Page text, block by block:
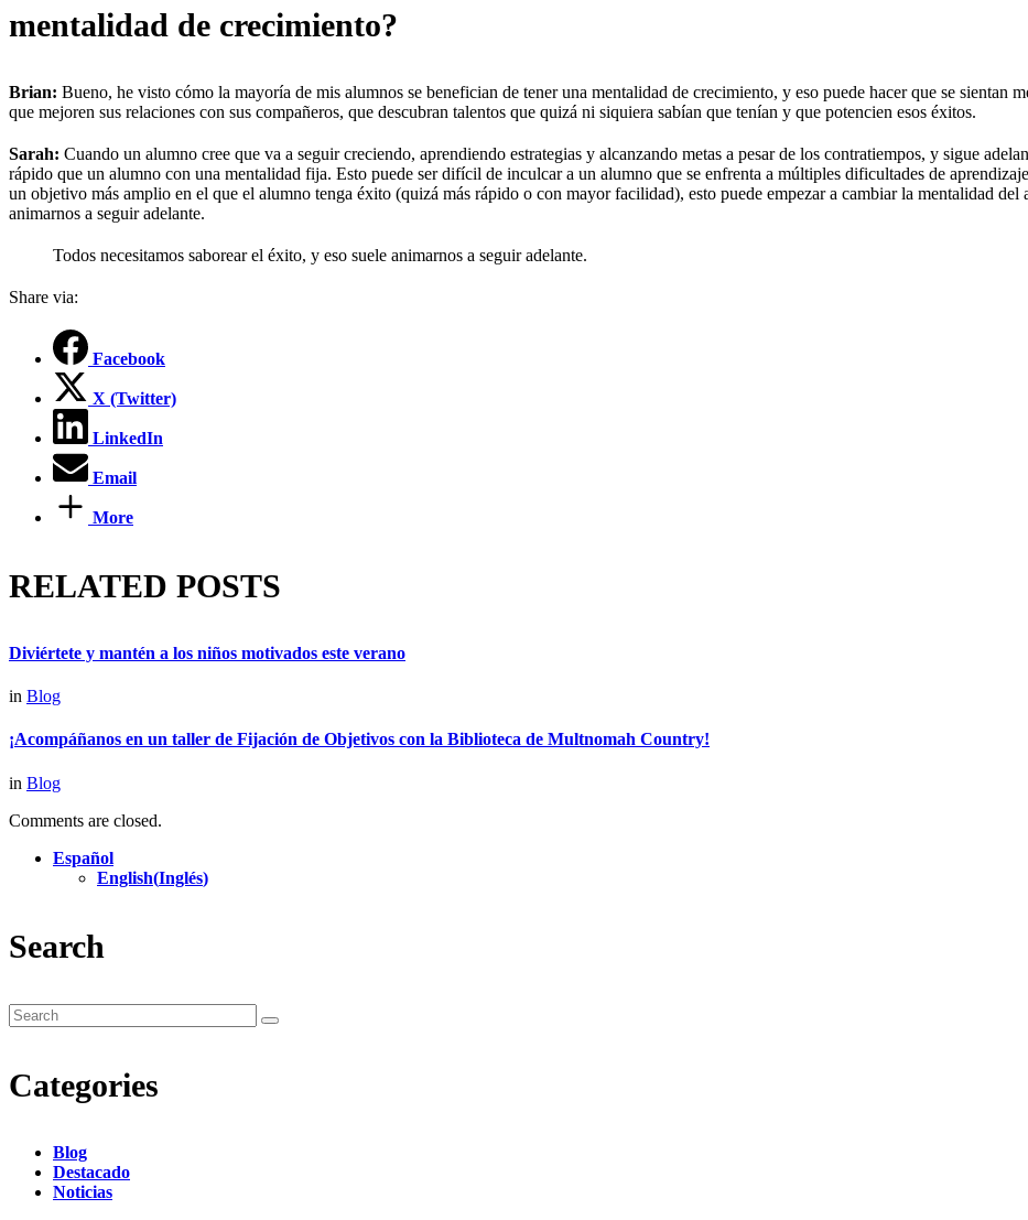
mentalidad de crecimiento?
Brian: Bueno, he visto cómo la mayoría de mis alumnos se benefician de tener una mentalidad de crecimiento, y eso puede hacer que se sientan
que mejoren sus relaciones con sus compañeros, que descubran talentos que quizá ni siquiera sabían que tenían y que potencien esos éxitos.
Sarah: Cuando un alumno cree que va a seguir creciendo, aprendiendo estrategias y alcanzando metas a pesar de los contratiempos, y sigue
rápido que un alumno con una mentalidad fija. Esto puede ser difícil de inculcar a un alumno que se enfrenta a múltiples dificultades de
un objetivo más amplio en el que el alumno tenga éxito (quizá más rápido o con mayor facilidad), esto puede empezar a cambiar la mentalidad del
animarnos a seguir adelante.
Todos necesitamos saborear el éxito, y eso suele animarnos a seguir adelante.
Share via:
Facebook
X (Twitter)
LinkedIn
Email
More
RELATED POSTS
Diviértete y mantén a los niños motivados este verano
in Blog
¡Acompáñanos en un taller de Fijación de Objetivos con la Biblioteca de Multnomah Country!
in Blog
Comments are closed.
Español
English(Inglés)
Search
Categories
Blog
Destacado
Noticias